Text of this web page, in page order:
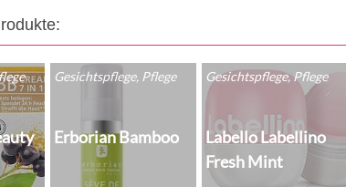
Gesichtspflege, Pflege
Erborian Bamboo
Gesichtspflege, Pflege
Labello Labellino
Fresh Mint